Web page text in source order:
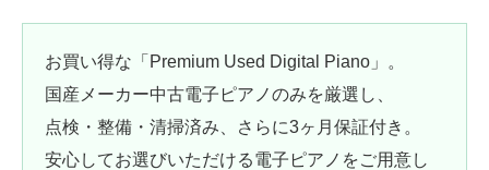
お買い得な「Premium Used Digital Piano」。
国産メーカー中古電子ピアノのみを厳選し、
点検・整備・清掃済み、さらに3ヶ月保証付き。
安心してお選びいただける電子ピアノをご用意し